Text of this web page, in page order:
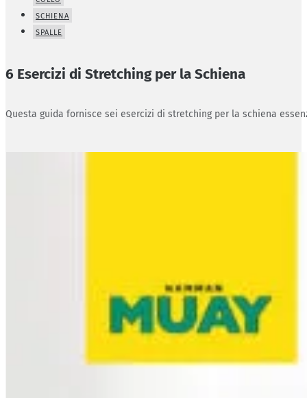
SCHIENA
SPALLE
6 Esercizi di Stretching per la Schiena
Questa guida fornisce sei esercizi di stretching per la schiena